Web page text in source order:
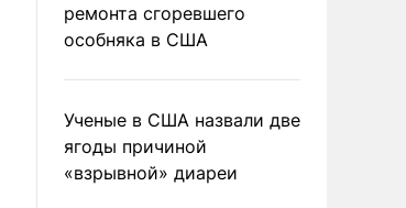
ремонта сгоревшего
особняка в США
Ученые в США назвали две
ягоды причиной
«взрывной» диареи